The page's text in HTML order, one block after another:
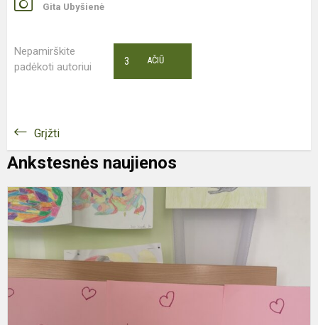
Gita Ubyšienė
Nepamirškite
padėkoti autoriui
AČIŪ
3
Grįžti
Ankstesnės naujienos